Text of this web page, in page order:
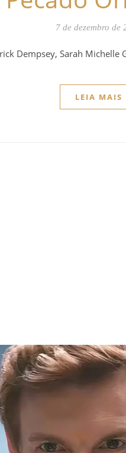
7 de dezembro de
Dempsey, Sarah Michelle
LEIA MAIS